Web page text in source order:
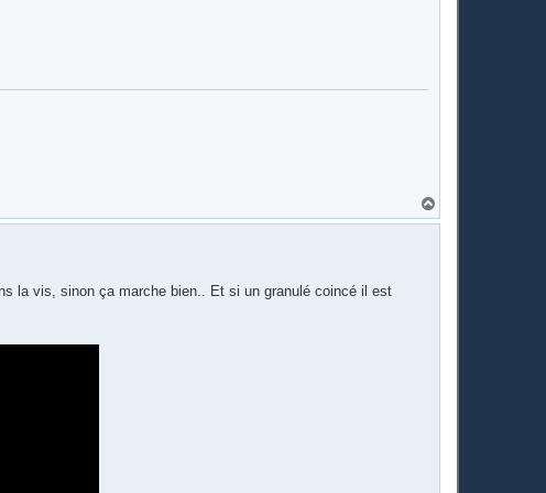
a
la vis, sinon ça marche bien.. Et si un granulé coincé il est